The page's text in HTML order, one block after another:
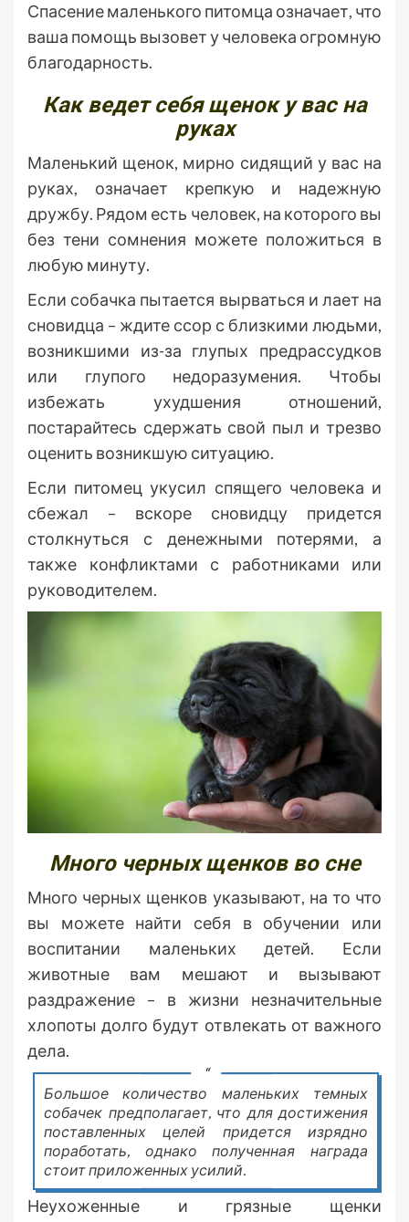
Спасение маленького питомца означает, что
ваша помощь вызовет у человека огромную
благодарность.
Как ведет себя щенок у вас на
руках
Маленький щенок, мирно сидящий у вас на
руках, означает крепкую и надежную
дружбу. Рядом есть человек, на которого вы
без тени сомнения можете положиться в
любую минуту.
Если собачка пытается вырваться и лает на
сновидца – ждите ссор с близкими людьми,
возникшими из-за глупых предрассудков
или глупого недоразумения. Чтобы
избежать ухудшения отношений,
постарайтесь сдержать свой пыл и трезво
оценить возникшую ситуацию.
Если питомец укусил спящего человека и
сбежал – вскоре сновидцу придется
столкнуться с денежными потерями, а
также конфликтами с работниками или
руководителем.
Много черных щенков во сне
Много черных щенков указывают, на то что
вы можете найти себя в обучении или
воспитании маленьких детей. Если
животные вам мешают и вызывают
раздражение – в жизни незначительные
хлопоты долго будут отвлекать от важного
дела.
Большое количество маленьких темных
собачек предполагает, что для достижения
поставленных целей придется изрядно
поработать, однако полученная награда
стоит приложенных усилий.
Неухоженные и грязные щенки